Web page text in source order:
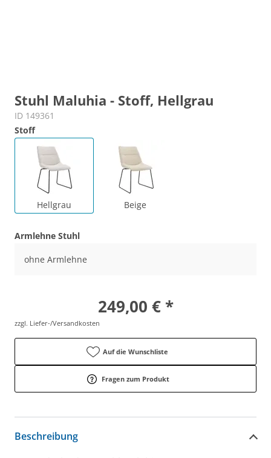
Stuhl Maluhia - Stoff, Hellgrau
ID 149361
Stoff
Hellgrau Beige
Armlehne Stuhl
ohne Armlehne
249,00 € *
zzgl. Liefer-/Versandkosten
Auf die Wunschliste
Fragen zum Produkt
Beschreibung